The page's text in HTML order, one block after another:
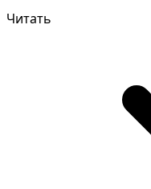
Читать